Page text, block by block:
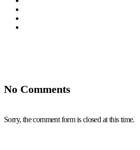
No Comments
Sorry, the comment form is closed at this time.